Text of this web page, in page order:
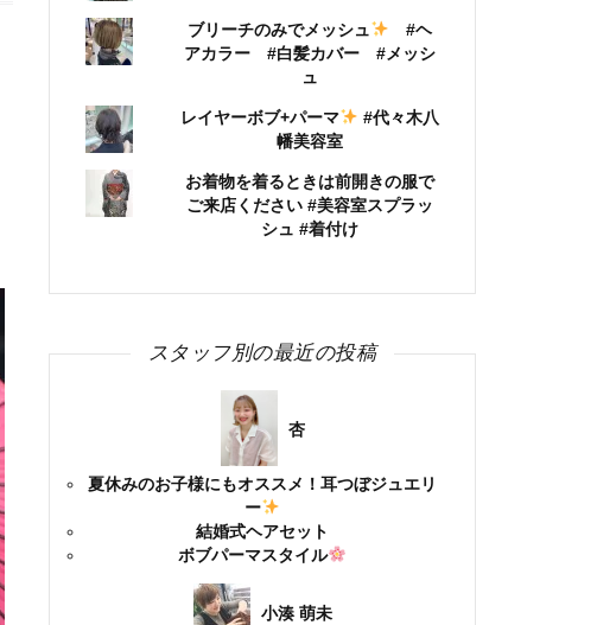
ブリーチのみでメッシュ
#ヘ
アカラー #白髪カバー #メッシ
ュ
レイヤーボブ+パーマ
#代々木八
幡美容室
お着物を着るときは前開きの服で
ご来店ください #美容室スプラッ
シュ #着付け
スタッフ別の最近の投稿
杏
夏休みのお子様にもオススメ！耳つぼジュエリ
ー
結婚式ヘアセット
ボブパーマスタイル
小湊 萌未